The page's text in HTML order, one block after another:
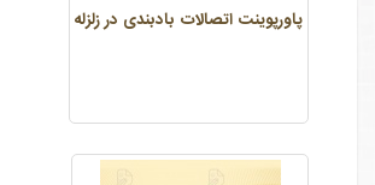
پاورپوینت اتصالات بادبندی در زلزله